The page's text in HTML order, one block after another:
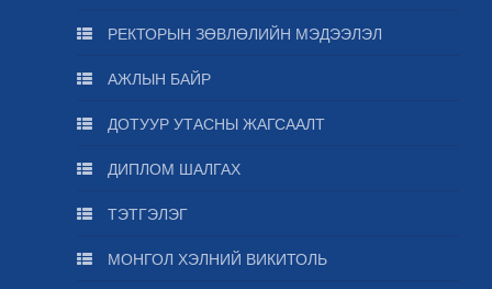
РЕКТОРЫН ЗӨВЛӨЛИЙН МЭДЭЭЛЭЛ
АЖЛЫН БАЙР
ДОТУУР УТАСНЫ ЖАГСААЛТ
ДИПЛОМ ШАЛГАХ
ТЭТГЭЛЭГ
МОНГОЛ ХЭЛНИЙ ВИКИТОЛЬ